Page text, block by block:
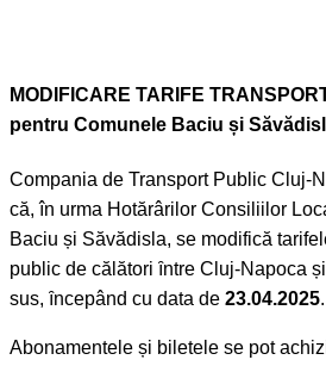
MODIFICARE TARIFE
pentru Comunele Baciu și
Compania de Transport Public Cluj-
că, în urma Hotărârilor Consiliilor
Baciu și Săvădisla, se modifică
public de călători ȋntre Cluj-Napoca
sus, ȋncepând cu data de 23.04.2025.
Abonamentele și biletele se pot